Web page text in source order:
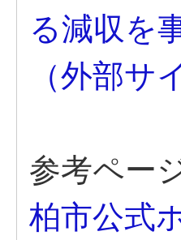
る減収を
（外部サ
参考ペー
柏市公式